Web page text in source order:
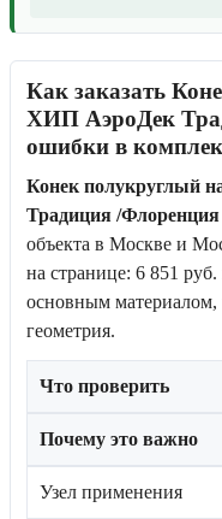
Как заказать
ХИП АэроДек
ошибки в
Конек полукруглый
Традиция /Флоренция
объекта в Москве и
на странице: 6 851
основным материалом,
геометрия.
Что проверить
Почему это важно
Узел применения